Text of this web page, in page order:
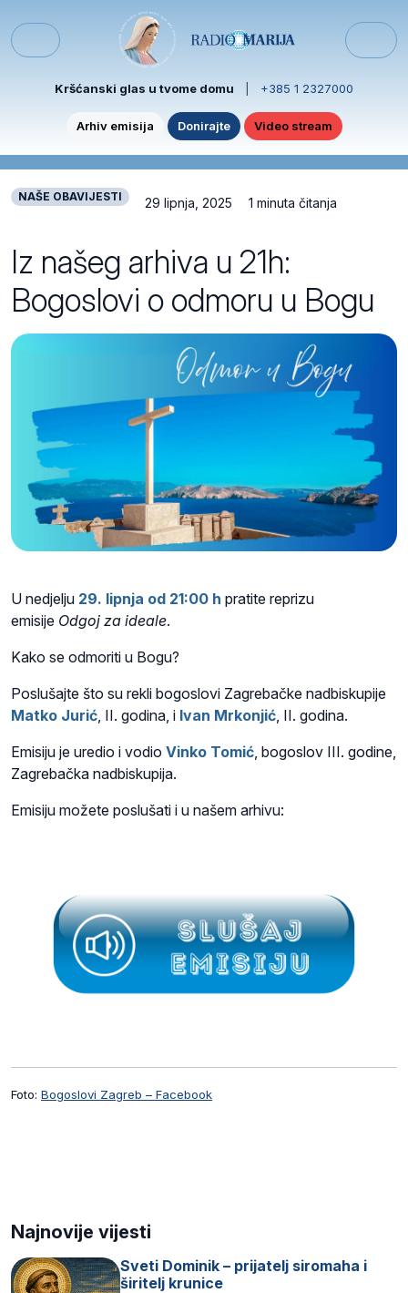
Menu
Kršćanski glas u tvome domu +385 1 2327000
Arhiv emisija Donirajte Video stream
NAŠE OBAVIJESTI 29 lipnja, 2025 1 minuta čitanja
Iz našeg arhiva u 21h:
Bogoslovi o odmoru u Bogu
U nedjelju 29. lipnja od 21:00 h pratite reprizu
emisije Odgoj za ideale.
Kako se odmoriti u Bogu?
Poslušajte što su rekli bogoslovi Zagrebačke nadbiskupije
Matko Jurić , II. godina, i Ivan Mrkonjić , II. godina.
Emisiju je uredio i vodio Vinko Tomić , bogoslov III. godine,
Zagrebačka nadbiskupija.
Emisiju možete poslušati i u našem arhivu:
Foto: Bogoslovi Zagreb – Facebook
Najnovije vijesti
Sveti Dominik – prijatelj siromaha i
širitelj krunice